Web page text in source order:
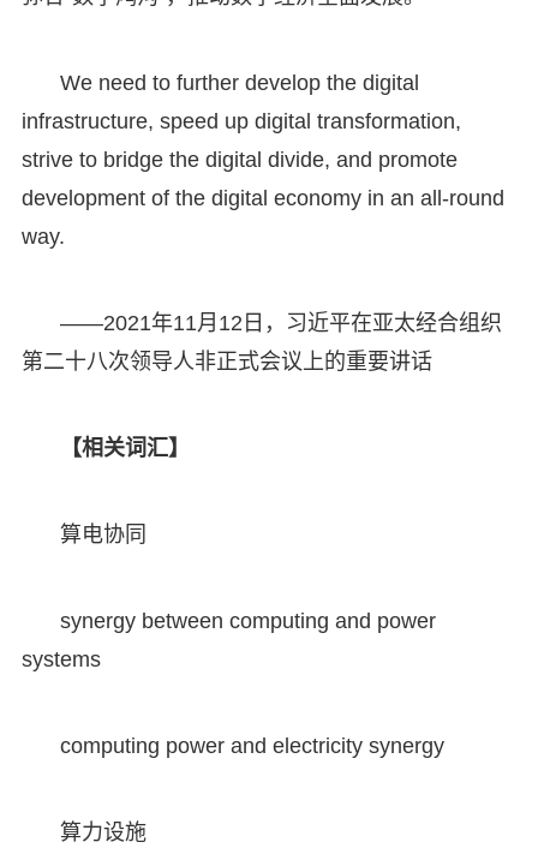
We need to further develop the digital
infrastructure, speed up digital transformation,
strive to bridge the digital divide, and promote
development of the digital economy in an all-round
way.
——2021年11月12日，习近平在亚太经合组织
第二十八次领导人非正式会议上的重要讲话
【相关词汇】
算电协同
synergy between computing and power
systems
computing power and electricity synergy
算力设施